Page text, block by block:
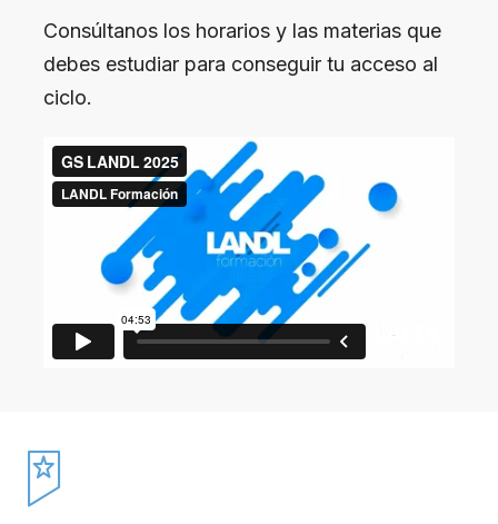
Consúltanos los horarios y las materias que
debes estudiar para conseguir tu acceso al
ciclo.